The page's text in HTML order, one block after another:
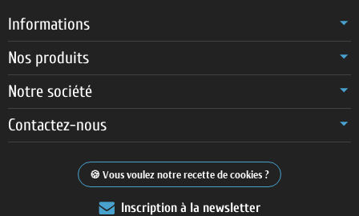
Informations
Nos produits
Notre société
Contactez-nous
Vous voulez notre recette de cookies ?
Inscription à la newsletter